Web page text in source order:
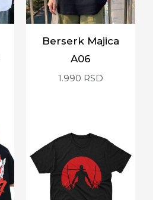
Berserk Majica
A06
1.990 RSD